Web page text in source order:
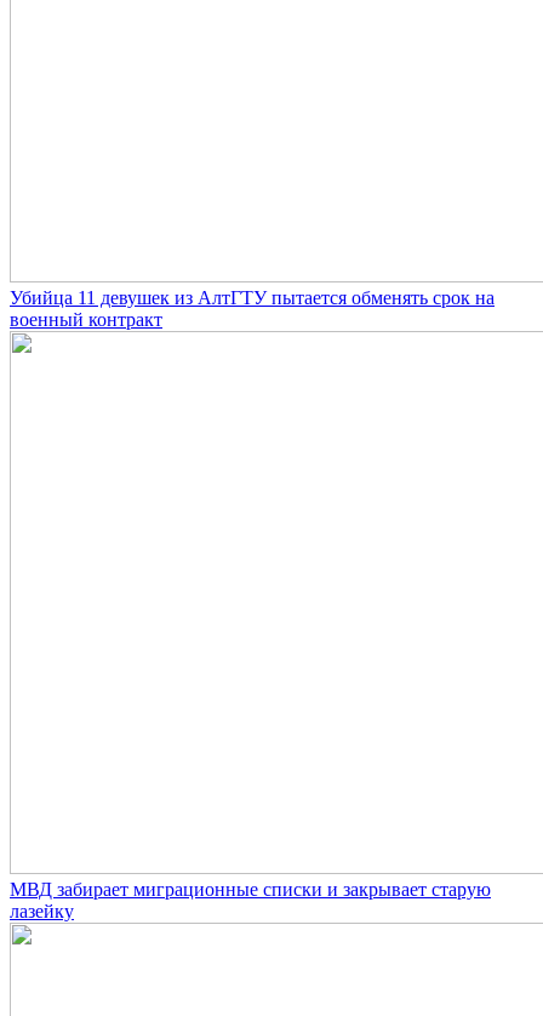
Убийца 11 девушек из АлтГТУ пытается обменять срок на
военный контракт
МВД забирает миграционные списки и закрывает старую
лазейку